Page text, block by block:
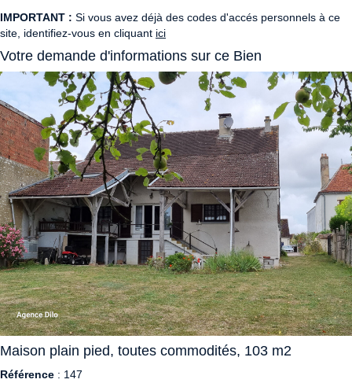
IMPORTANT : Si vous avez déjà des codes d'accés personnels à ce
site, identifiez-vous en cliquant ici
Votre demande d'informations sur ce Bien
Maison plain pied, toutes commodités, 103 m2
Référence : 147